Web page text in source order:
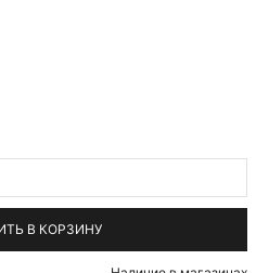
В КОРЗИНУ